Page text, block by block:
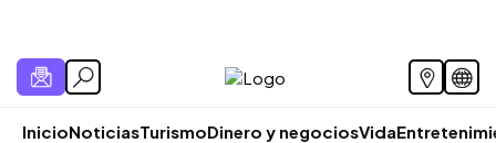
InicioNoticiasTurismoDinero y negociosVida